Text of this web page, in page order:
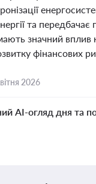
та
значний вплив
фінансових
2026
AI-огляд дня та